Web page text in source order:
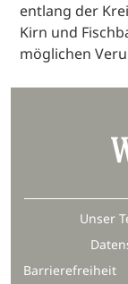
entlang der
Kirn und
möglichen
Unser
Barrierefreiheit